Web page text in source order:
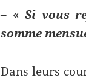
– «Si vous
somme
Dans leurs